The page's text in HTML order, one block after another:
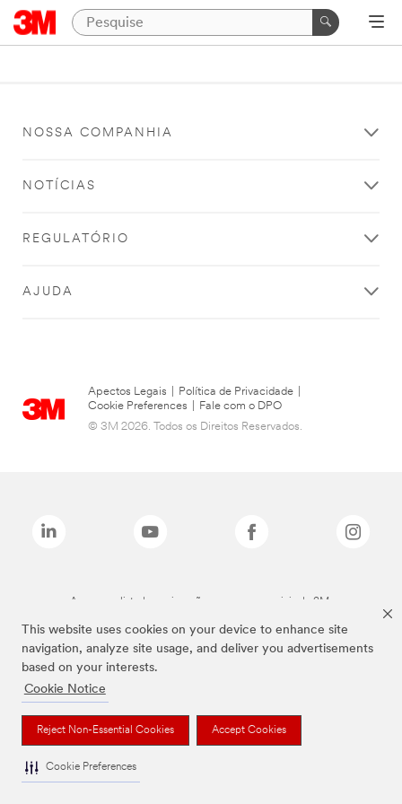
This website uses cookies on your device to enhance site
navigation, analyze site usage, and deliver you advertisements
based on your interests.
Cookie Notice
Reject Non-Essential Cookies Accept Cookies
Cookie Preferences
NOSSA COMPANHIA
NOTÍCIAS
REGULATÓRIO
AJUDA
Apectos Legais Política de Privacidade
Cookie Preferences
Fale com o DPO
© 3M 2026. Todos os Direitos Reservados.
As marcas listadas a cima são marcas comerciais da 3M.